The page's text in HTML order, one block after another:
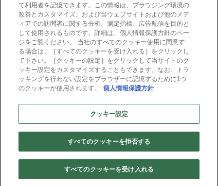
導入事例
さまざまな業種での導入
の効果などがご覧いただ
けます。
コラム
製造業業務に役立つ情報
やポイントを掲載してい
ます。
セミナー
© 2026 Business Engineering Corporation
て利用者を記憶できます。この情報は、ブラウジング環境の
改善とカスタマイズ、および当ウェブサイトおよび他のメデ
ィアでの訪問者に関する分析、測定指標、広告配信を目的と
して使用されるものです。詳細は、個人情報保護方針のペー
ジをご覧ください。 当社のすべてのクッキー使用に同意す
る場合は、［すべてのクッキーを受け入れる］をクリックし
て下さい。［クッキーの設定］をクリックして当サイトのク
ッキー設定をカスタマイズすることもできます。なお、トラ
ッキングを行わない設定をブラウザーに記憶するために1つ
のクッキーが使用されます。
個人情報保護方針
クッキー設定
すべてのクッキーを拒否する
すべてのクッキーを受け入れる